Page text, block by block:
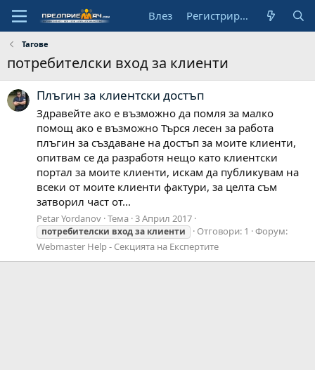
Влез Регистрирай се
Тагове
потребителски вход за клиенти
Плъгин за клиентски достъп
Здравейте ако е възможно да помля за малко
помощ ако е възможно Търся лесен за работа
плъгин за създаване на достъп за моите клиенти,
опитвам се да разработя нещо като клиентски
портал за моите клиенти, искам да публикувам на
всеки от моите клиенти фактури, за целта съм
затворил част от...
Petar Yordanov Тема 3 Април 2017
потребителски входза клиенти Отговори: 1
Форум:
Webmaster Help - Секцията на Експертите